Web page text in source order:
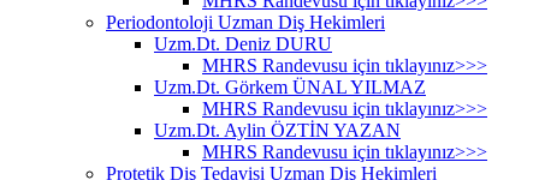
Periodontoloji Uzman Diş Hekimleri
Uzm.Dt. Deniz DURU
MHRS Randevusu için tıklayınız>>>
Uzm.Dt. Görkem ÜNAL YILMAZ
MHRS Randevusu için tıklayınız>>>
Uzm.Dt. Aylin ÖZTİN YAZAN
MHRS Randevusu için tıklayınız>>>
Protetik Diş Tedavisi Uzman Diş Hekimleri